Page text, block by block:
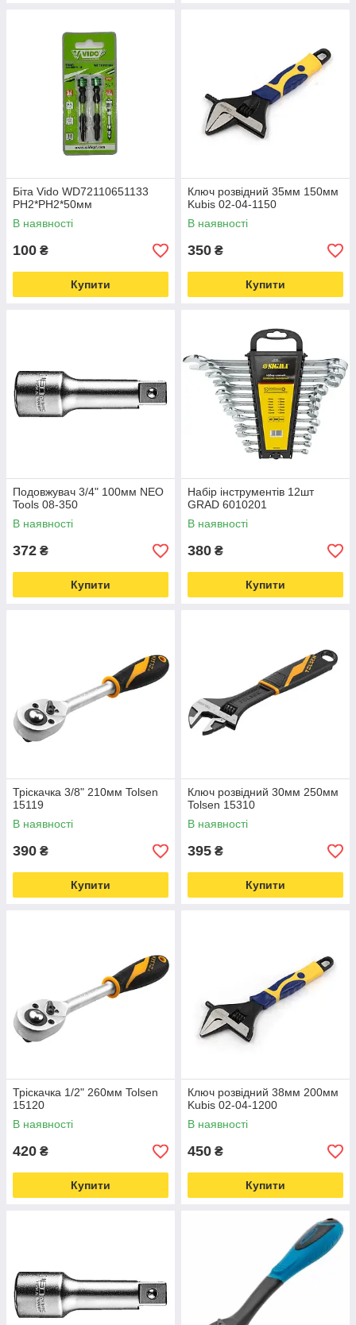
Біта Vido WD72110651133
PH2*PH2*50мм
В наявності
100 ₴
Купити
Ключ розвідний 35мм 150мм
Kubis 02-04-1150
В наявності
350 ₴
Купити
Подовжувач 3/4" 100мм NEO
Tools 08-350
В наявності
372 ₴
Купити
Набір інструментів 12шт
GRAD 6010201
В наявності
380 ₴
Купити
Тріскачка 3/8" 210мм Tolsen
15119
В наявності
390 ₴
Купити
Ключ розвідний 30мм 250мм
Tolsen 15310
В наявності
395 ₴
Купити
Тріскачка 1/2" 260мм Tolsen
15120
В наявності
420 ₴
Купити
Ключ розвідний 38мм 200мм
Kubis 02-04-1200
В наявності
450 ₴
Купити